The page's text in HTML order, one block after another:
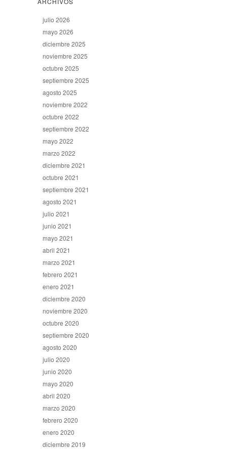
julio 2026
mayo 2026
diciembre 2025
noviembre 2025
octubre 2025
septiembre 2025
agosto 2025
noviembre 2022
octubre 2022
septiembre 2022
mayo 2022
marzo 2022
diciembre 2021
octubre 2021
septiembre 2021
agosto 2021
julio 2021
junio 2021
mayo 2021
abril 2021
marzo 2021
febrero 2021
enero 2021
diciembre 2020
noviembre 2020
octubre 2020
septiembre 2020
agosto 2020
julio 2020
junio 2020
mayo 2020
abril 2020
marzo 2020
febrero 2020
enero 2020
diciembre 2019